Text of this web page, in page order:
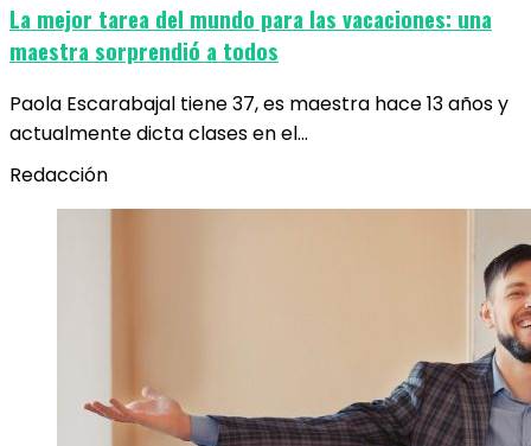
La mejor tarea del mundo para las vacaciones: una
maestra sorprendió a todos
Paola Escarabajal tiene 37, es maestra hace 13 años y
actualmente dicta clases en el…
Redacción